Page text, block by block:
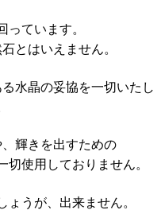
ています。
とはいえません。
水晶の妥協を一切いたし
輝きを出すための
使用しておりません。
うが、出来ません。